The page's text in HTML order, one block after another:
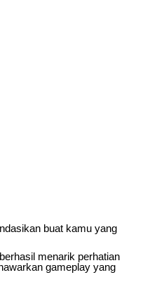
buat kamu yang
menarik perhatian
gameplay yang